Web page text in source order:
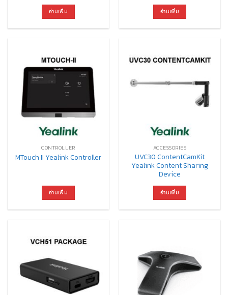
อ่านเพิ่ม อ่านเพิ่ม
CONTROLLER
MTouch II Yealink Controller
อ่านเพิ่ม
ACCESSORIES
UVC30 ContentCamKit
Yealink Content Sharing
Device
อ่านเพิ่ม